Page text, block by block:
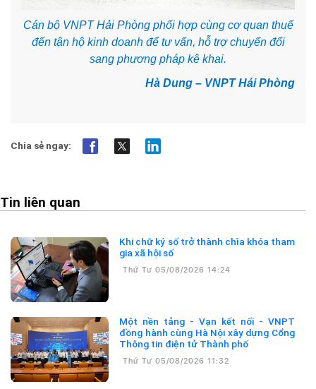
Cán bộ VNPT Hải Phòng phối hợp cùng cơ quan thuế
đến tận hộ kinh doanh để tư vấn, hỗ trợ chuyển đổi
sang phương pháp kê khai.
Hà Dung – VNPT Hải Phòng
Chia sẻ ngay:
Tin liên quan
Khi chữ ký số trở thành chìa khóa tham
gia xã hội số
Thứ Tư 05/08/2026 14:24
Một nền tảng - Vạn kết nối - VNPT
đồng hành cùng Hà Nội xây dựng Cổng
Thông tin điện tử Thành phố
Thứ Tư 05/08/2026 11:32